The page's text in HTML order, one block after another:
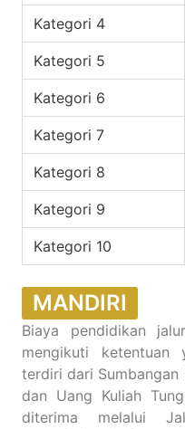
Kategori 4
Kategori 5
Kategori 6
Kategori 7
Kategori 8
Kategori 9
Kategori 10
MANDIRI
Biaya pendidikan
mengikuti ketentuan
terdiri dari Sumbangan
dan Uang Kuliah
diterima melalui